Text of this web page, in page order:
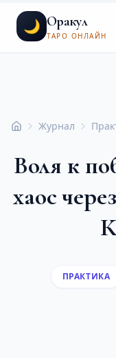
🌙 Оракул
ТАРО ОНЛАЙН
ГлавнаяЖурнал
Воля к
хаос
ПРАКТИКА